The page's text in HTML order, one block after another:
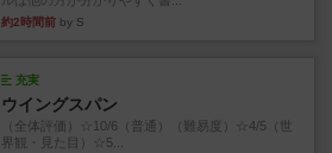
約2時間前 by S
充実
ウイングスパン
（全体評価）☆10/6（普通）（難易度）☆4/5（世
界観・見た目）☆5...